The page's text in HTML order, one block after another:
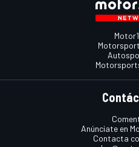
Anúnciate en
Contacta